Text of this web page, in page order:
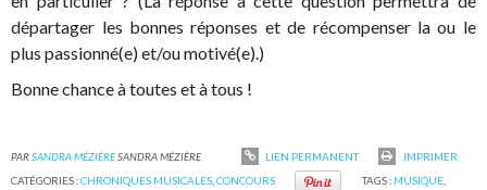
départager les bonnes réponses et de récompenser la ou le
plus passionné(e) et/ou motivé(e).)
Bonne chance à toutes et à tous !
PARSANDRA MÉZIÈRESANDRA MÉZIÈRE LIEN PERMANENT
IMPRIMER
CATÉGORIES :CHRONIQUES MUSICALES ,CONCOURS TAGS : MUSIQUE,